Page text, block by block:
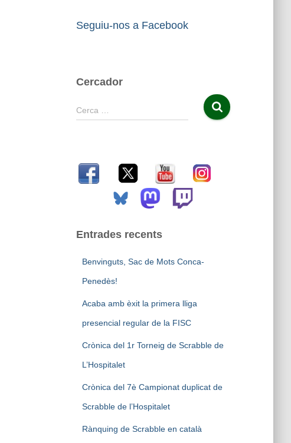
Seguiu-nos a Facebook
Cercador
C
e
Cerca …
Entrades recents
Benvinguts, Sac de Mots Conca-
Penedès!
Acaba amb èxit la primera lliga
presencial regular de la FISC
Crònica del 1r Torneig de Scrabble de
L’Hospitalet
Crònica del 7è Campionat duplicat de
Scrabble de l’Hospitalet
Rànquing de Scrabble en català